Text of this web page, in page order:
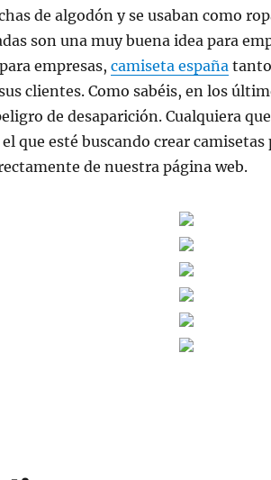
de algodón y se usaban como
son una muy buena idea para
empresas, camiseta españatanto
clientes. Como sabéis, en los
de desaparición. Cualquiera
que esté buscando crear camisetas
de nuestra página web.